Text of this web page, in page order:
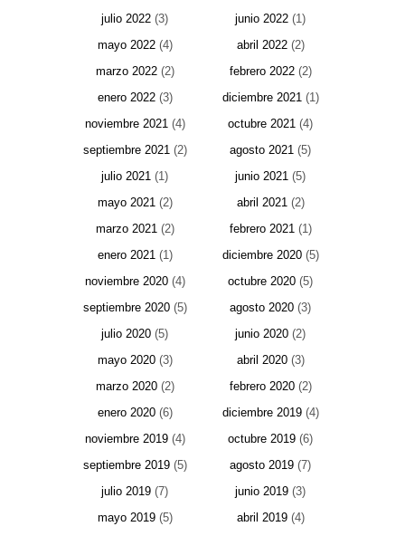
julio 2022 (3) junio 2022 (1)
mayo 2022(4) abril 2022(2)
marzo 2022(2) febrero 2022(2)
enero 2022(3) diciembre 2021(1)
noviembre 2021(4) octubre 2021 (4)
septiembre 2021(2) agosto 2021 (5)
julio 2021 (1) junio 2021 (5)
mayo 2021(2) abril 2021(2)
marzo 2021(2) febrero 2021(1)
enero 2021(1) diciembre 2020(5)
noviembre 2020(4) octubre 2020 (5)
septiembre 2020(5) agosto 2020 (3)
julio 2020 (5) junio 2020 (2)
mayo 2020(3) abril 2020(3)
marzo 2020(2) febrero 2020(2)
enero 2020(6) diciembre 2019(4)
noviembre 2019(4) octubre 2019 (6)
septiembre 2019(5) agosto 2019 (7)
julio 2019 (7) junio 2019 (3)
mayo 2019(5) abril 2019(4)